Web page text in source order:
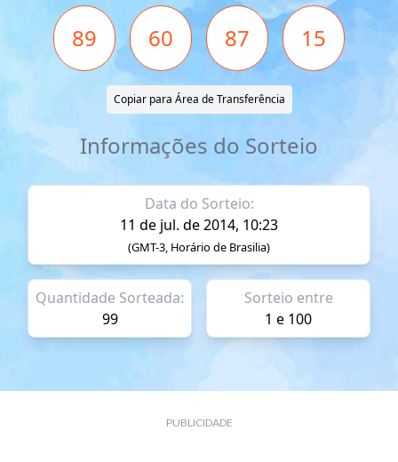
89 60 87 15
Copiar para Área de Transferência
Informações do Sorteio
Data do Sorteio:
11 de jul. de 2014, 10:23
(GMT-3, Horário de Brasilia)
Quantidade Sorteada:
99
Sorteio entre
1 e 100
PUBLICIDADE